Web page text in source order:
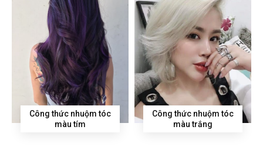
Công thức nhuộm tóc
màu tím
Công thức nhuộm tóc
màu trắng